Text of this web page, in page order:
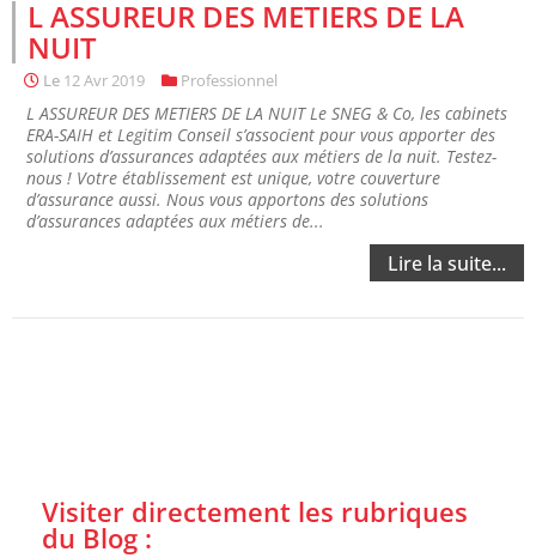
L ASSUREUR DES METIERS DE LA
NUIT
Le 12 Avr 2019 Professionnel
L ASSUREUR DES METIERS DE LA NUIT Le SNEG & Co, les cabinets
ERA-SAIH et Legitim Conseil s’associent pour vous apporter des
solutions d’assurances adaptées aux métiers de la nuit. Testez-
nous ! Votre établissement est unique, votre couverture
d’assurance aussi. Nous vous apportons des solutions
d’assurances adaptées aux métiers de...
Lire la suite...
Visiter directement les rubriques
du Blog :